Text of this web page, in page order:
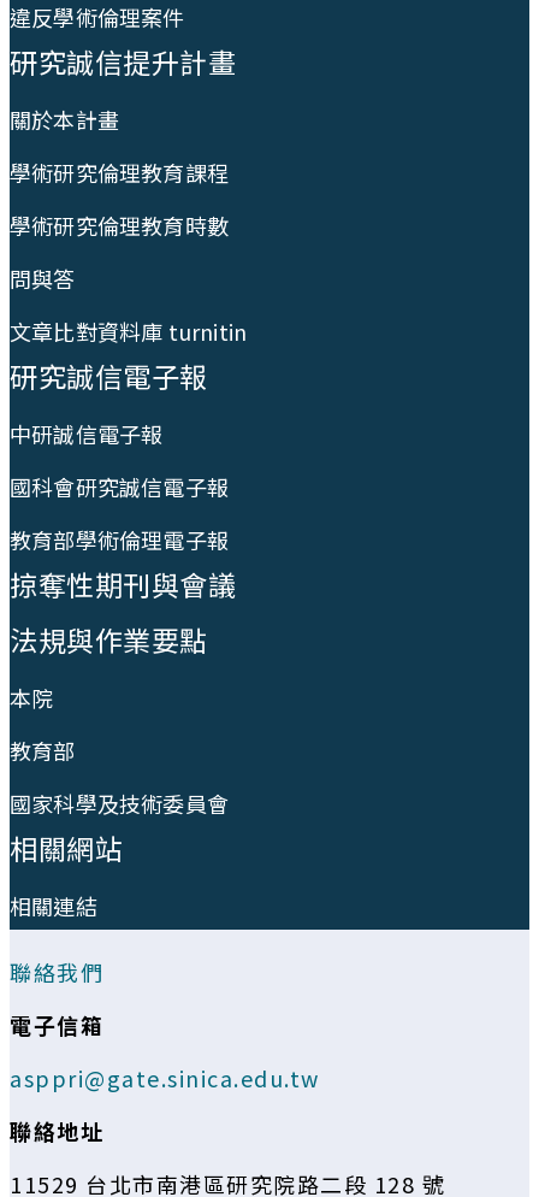
違反學術倫理案件
研究誠信提升計畫
關於本計畫
學術研究倫理教育課程
學術研究倫理教育時數
問與答
文章比對資料庫 turnitin
研究誠信電子報
中研誠信電子報
國科會研究誠信電子報
教育部學術倫理電子報
掠奪性期刊與會議
法規與作業要點
本院
教育部
國家科學及技術委員會
相關網站
相關連結
聯絡我們
電子信箱
asppri@gate.sinica.edu.tw
聯絡地址
11529 台北市南港區研究院路二段 128 號